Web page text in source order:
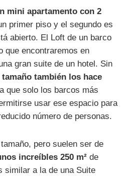
mini apartamento con 2
primer piso y el segundo es
abierto. El Loft de un barco
que encontraremos en
gran suite de un hotel. Sin
también los hace
que solo los barcos más
usar ese espacio para
número de personas.
pero suelen ser de
increíbles 250 m² de
similar a la de una Suite